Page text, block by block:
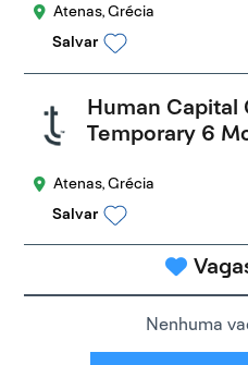
Atenas, Grécia
Salvar
Human Capital
Temporary 6
Atenas, Grécia
Salvar
Nenhuma